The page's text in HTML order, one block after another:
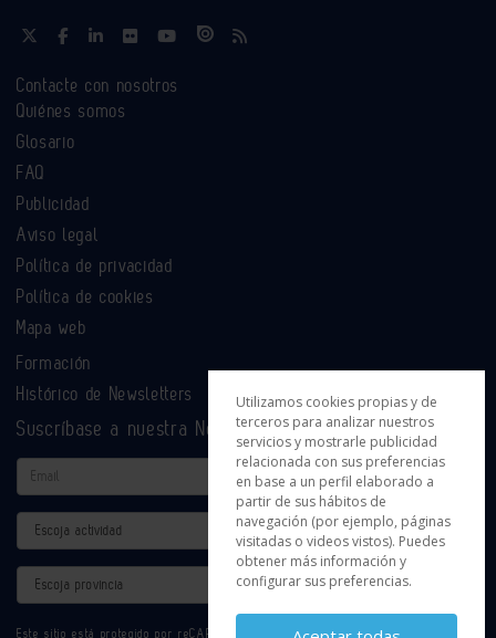
Contacte con nosotros
Quiénes somos
Glosario
FAQ
Publicidad
Aviso legal
Política de privacidad
Política de cookies
Mapa web
Formación
Histórico de Newsletters
Suscríbase a nuestra Newsletter
Email
Actividad
Provincia
Este sitio está protegido por reCAPTCHA y se aplican laPolítica de privacidad
Utilizamos cookies propias y de
terceros para analizar nuestros
servicios y mostrarle publicidad
relacionada con sus preferencias
en base a un perfil elaborado a
partir de sus hábitos de
navegación (por ejemplo, páginas
visitadas o videos vistos). Puedes
obtener más información y
configurar sus preferencias.